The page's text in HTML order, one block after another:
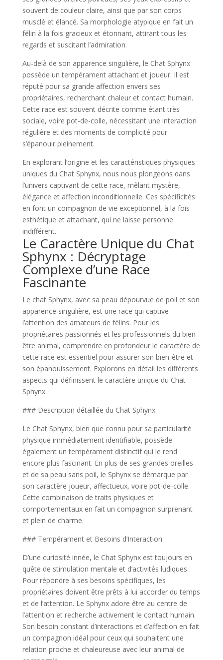
souvent de couleur claire, ainsi que par son corps
musclé et élancé. Sa morphologie atypique en fait un
félin à la fois gracieux et étonnant, attirant tous les
regards et suscitant l’admiration.
Au-delà de son apparence singulière, le Chat Sphynx
possède un tempérament attachant et joueur. Il est
réputé pour sa grande affection envers ses
propriétaires, recherchant chaleur et contact humain.
Cette race est souvent décrite comme étant très
sociale, voire pot-de-colle, nécessitant une interaction
régulière et des moments de complicité pour
s’épanouir pleinement.
En explorant l’origine et les caractéristiques physiques
uniques du Chat Sphynx, nous nous plongeons dans
l’univers captivant de cette race, mêlant mystère,
élégance et affection inconditionnelle. Ces spécificités
en font un compagnon de vie exceptionnel, à la fois
esthétique et attachant, qui ne laisse personne
indifférent.
Le Caractère Unique du Chat
Sphynx : Décryptage
Complexe d’une Race
Fascinante
Le chat Sphynx, avec sa peau dépourvue de poil et son
apparence singulière, est une race qui captive
l’attention des amateurs de félins. Pour les
propriétaires passionnés et les professionnels du bien-
être animal, comprendre en profondeur le caractère de
cette race est essentiel pour assurer son bien-être et
son épanouissement. Explorons en détail les différents
aspects qui définissent le caractère unique du Chat
Sphynx.
### Description détaillée du Chat Sphynx
Le Chat Sphynx, bien que connu pour sa particularité
physique immédiatement identifiable, possède
également un tempérament distinctif qui le rend
encore plus fascinant. En plus de ses grandes oreilles
et de sa peau sans poil, le Sphynx se démarque par
son caractère joueur, affectueux, voire pot-de-colle.
Cette combinaison de traits physiques et
comportementaux en fait un compagnon surprenant
et plein de charme.
### Tempérament et Besoins d’Interaction
D’une curiosité innée, le Chat Sphynx est toujours en
quête de stimulation mentale et d’activités ludiques.
Pour répondre à ses besoins spécifiques, les
propriétaires doivent être prêts à lui accorder du temps
et de l’attention. Le Sphynx adore être au centre de
l’attention et recherche activement le contact humain.
Son besoin constant d’interactions et d’affection en fait
un compagnon idéal pour ceux qui souhaitent une
relation proche et chaleureuse avec leur animal de